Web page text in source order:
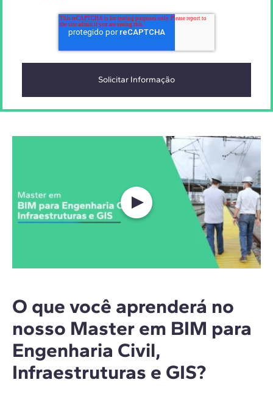
O que você aprenderá no
nosso Master em BIM para
Engenharia Civil,
Infraestruturas e GIS?